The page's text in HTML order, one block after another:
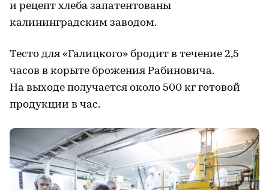
и рецепт хлеба запатентованы
калининградским заводом.
Тесто для «Галицкого» бродит в течение 2,5
часов в корыте брожения Рабиновича.
На выходе получается около 500 кг готовой
продукции в час.